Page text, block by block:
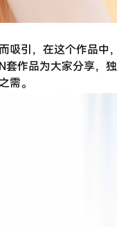
吸引，在这个作品中
作品为大家分享，
需。